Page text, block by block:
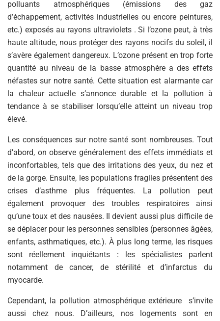
polluants atmosphériques (émissions des gaz
d’échappement, activités industrielles ou encore peintures,
etc.) exposés au rayons ultraviolets . Si l’ozone peut, à très
haute altitude, nous protéger des rayons nocifs du soleil, il
s’avère également dangereux. L’ozone présent en trop forte
quantité au niveau de la basse atmosphère a des effets
néfastes sur notre santé. Cette situation est alarmante car
la chaleur actuelle s’annonce durable et la pollution à
tendance à se stabiliser lorsqu’elle atteint un niveau trop
élevé.
Les conséquences sur notre santé sont nombreuses. Tout
d’abord, on observe généralement des effets immédiats et
inconfortables, tels que des irritations des yeux, du nez et
de la gorge. Ensuite, les populations fragiles présentent des
crises d’asthme plus fréquentes. La pollution peut
également provoquer des troubles respiratoires ainsi
qu’une toux et des nausées. Il devient aussi plus difficile de
se déplacer pour les personnes sensibles (personnes âgées,
enfants, asthmatiques, etc.). À plus long terme, les risques
sont réellement inquiétants : les spécialistes parlent
notamment de cancer, de stérilité et d’infarctus du
myocarde.
Cependant, la pollution atmosphérique extérieure s’invite
aussi chez nous. D’ailleurs, nos logements sont en